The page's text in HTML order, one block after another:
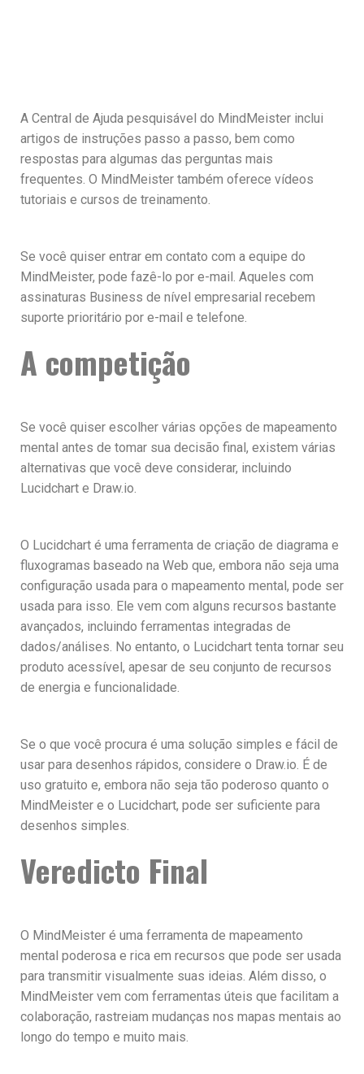
A Central de Ajuda pesquisável do MindMeister inclui
artigos de instruções passo a passo, bem como
respostas para algumas das perguntas mais
frequentes. O MindMeister também oferece vídeos
tutoriais e cursos de treinamento.
Se você quiser entrar em contato com a equipe do
MindMeister, pode fazê-lo por e-mail. Aqueles com
assinaturas Business de nível empresarial recebem
suporte prioritário por e-mail e telefone.
A competição
Se você quiser escolher várias opções de mapeamento
mental antes de tomar sua decisão final, existem várias
alternativas que você deve considerar, incluindo
Lucidchart e Draw.io.
O Lucidchart é uma ferramenta de criação de diagrama e
fluxogramas baseado na Web que, embora não seja uma
configuração usada para o mapeamento mental, pode ser
usada para isso. Ele vem com alguns recursos bastante
avançados, incluindo ferramentas integradas de
dados/análises. No entanto, o Lucidchart tenta tornar seu
produto acessível, apesar de seu conjunto de recursos
de energia e funcionalidade.
Se o que você procura é uma solução simples e fácil de
usar para desenhos rápidos, considere o Draw.io. É de
uso gratuito e, embora não seja tão poderoso quanto o
MindMeister e o Lucidchart, pode ser suficiente para
desenhos simples.
Veredicto Final
O MindMeister é uma ferramenta de mapeamento
mental poderosa e rica em recursos que pode ser usada
para transmitir visualmente suas ideias. Além disso, o
MindMeister vem com ferramentas úteis que facilitam a
colaboração, rastreiam mudanças nos mapas mentais ao
longo do tempo e muito mais.